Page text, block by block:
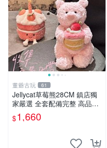
董爺古玩 61
Jellycat草莓熊28CM 鎮店獨
家嚴選 全套配備完整 高品質
收藏好物 紋章 玩具熊 定制熊
$1,660